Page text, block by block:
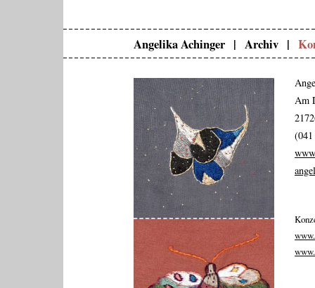
Angelika Achinger | Archiv |
Am